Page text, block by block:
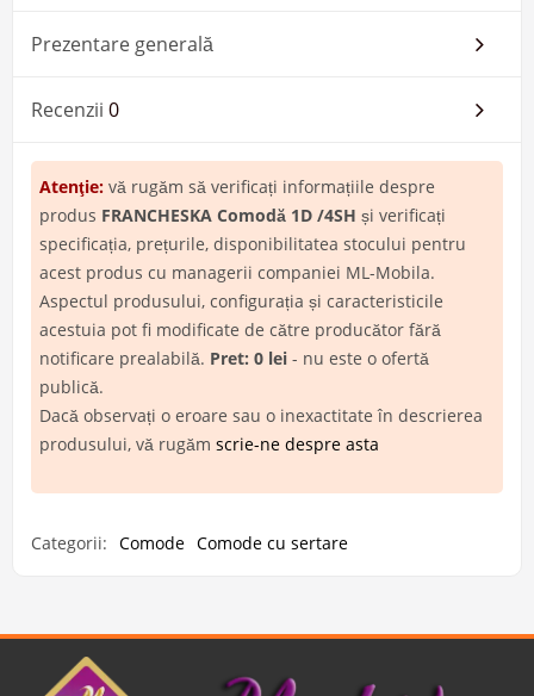
Prezentare generală
Recenzii 0
Atenţie: vă rugăm să verificați informațiile despre
produs FRANCHESKA Comodă 1D /4SH și verificați
specificația, prețurile, disponibilitatea stocului pentru
acest produs cu managerii companiei ML-Mobila.
Aspectul produsului, configurația și caracteristicile
acestuia pot fi modificate de către producător fără
notificare prealabilă. Pret: 0 lei - nu este o ofertă
publică.
Dacă observați o eroare sau o inexactitate în descrierea
produsului, vă rugăm scrie-ne despre asta
Categorii: Comode Comode cu sertare